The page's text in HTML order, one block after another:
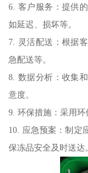
6. 客户服务：提供
如延迟、损坏等。
7. 灵活配送：根据
急配送等。
8. 数据分析：收集
意度。
9. 环保措施：采用环
10. 应急预案：制定
保冻品安全及时送达